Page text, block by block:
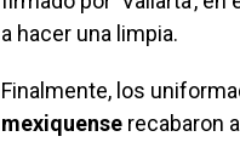
a hacer una limpia.
Finalmente, los
mexiquense recabaron